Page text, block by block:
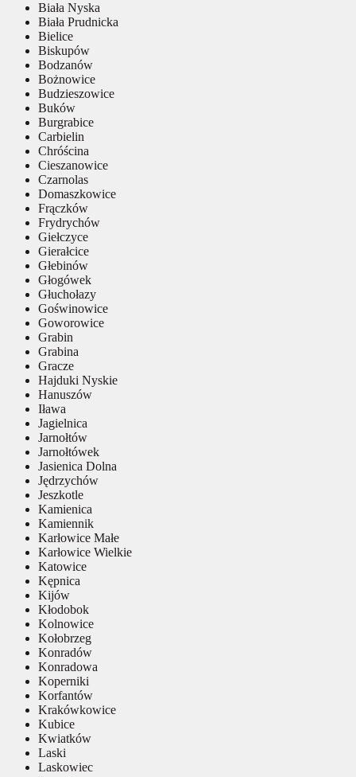
Biała Nyska
Biała Prudnicka
Bielice
Biskupów
Bodzanów
Bożnowice
Budzieszowice
Buków
Burgrabice
Carbielin
Chróścina
Cieszanowice
Czarnolas
Domaszkowice
Frączków
Frydrychów
Giełczyce
Gierałcice
Głebinów
Głogówek
Głuchołazy
Goświnowice
Goworowice
Grabin
Grabina
Gracze
Hajduki Nyskie
Hanuszów
Iława
Jagielnica
Jarnołtów
Jarnołtówek
Jasienica Dolna
Jędrzychów
Jeszkotle
Kamienica
Kamiennik
Karłowice Małe
Karłowice Wielkie
Katowice
Kępnica
Kijów
Kłodobok
Kolnowice
Kołobrzeg
Konradów
Konradowa
Koperniki
Korfantów
Krakówkowice
Kubice
Kwiatków
Laski
Laskowiec